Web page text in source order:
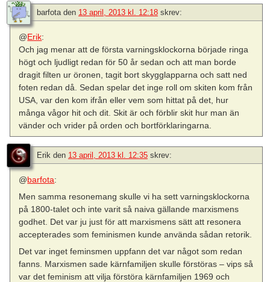
barfota den 13 april, 2013 kl. 12:18 skrev:
@Erik:
Och jag menar att de första varningsklockorna började ringa
högt och ljudligt redan för 50 år sedan och att man borde
dragit filten ur öronen, tagit bort skygglapparna och satt ned
foten redan då. Sedan spelar det inge roll om skiten kom från
USA, var den kom ifrån eller vem som hittat på det, hur
många vågor hit och dit. Skit är och förblir skit hur man än
vänder och vrider på orden och bortförklaringarna.
Erik den 13 april, 2013 kl. 12:35 skrev:
@barfota:
Men samma resonemang skulle vi ha sett varningsklockorna
på 1800-talet och inte varit så naiva gällande marxismens
godhet. Det var ju just för att marxismens sätt att resonera
accepterades som feminismen kunde använda sådan retorik.
Det var inget feminsmen uppfann det var något som redan
fanns. Marxismen sade kärnfamiljen skulle förstöras – vips så
var det feminism att vilja förstöra kärnfamiljen 1969 och